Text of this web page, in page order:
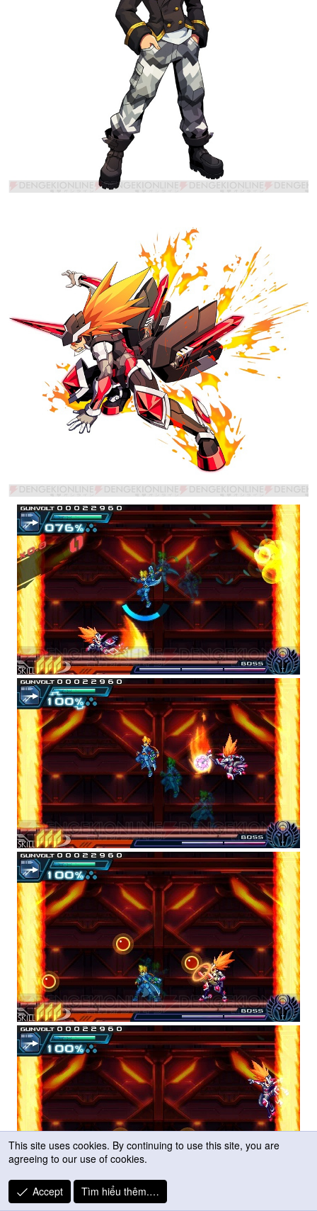
This site uses cookies. By continuing to use this site, you are
agreeing to our use of cookies.
Accept Tìm hiểu thêm.…